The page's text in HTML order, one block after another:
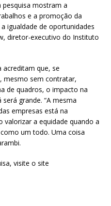
pesquisa mostram a
e a promoção da
igualdade de oportunidades
diretor-executivo do Instituto
acreditam que, se
mesmo sem contratar,
de quadros, o impacto na
grande. “A mesma
empresas está na
valorizar a equidade quando a
um todo. Uma coisa
visite o site